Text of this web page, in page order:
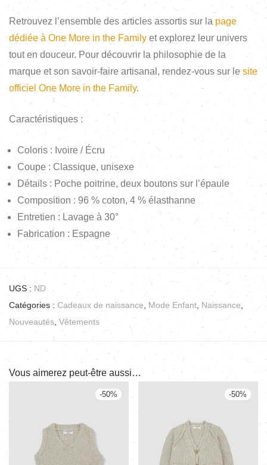
Retrouvez l’ensemble des articles assortis sur la page
dédiée à One More in the Family et explorez leur univers
tout en douceur. Pour découvrir la philosophie de la
marque et son savoir-faire artisanal, rendez-vous sur le site
officiel One More in the Family.
Caractéristiques :
Coloris : Ivoire / Écru
Coupe : Classique, unisexe
Détails : Poche poitrine, deux boutons sur l’épaule
Composition : 96 % coton, 4 % élasthanne
Entretien : Lavage à 30°
Fabrication : Espagne
UGS : ND
Catégories : Cadeaux de naissance Mode Enfant Naissance
Nouveautés Vêtements
Vous aimerez peut-être aussi…
-50% -50%